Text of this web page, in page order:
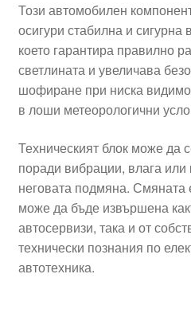
Този автомобилен
осигури стабилна и сигурна
което гарантира правилно
светлината и увеличава
шофиране при ниска
в лоши метеорологични
Техническият блок може да
поради вибрации, влага или
неговата подмяна. Смяната
може да бъде извършена
автосервизи, така и от
технически познания по
автотехника.